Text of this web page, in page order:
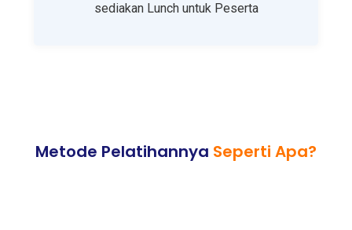
sediakan Lunch untuk Peserta
Metode Pelatihannya Seperti Apa?